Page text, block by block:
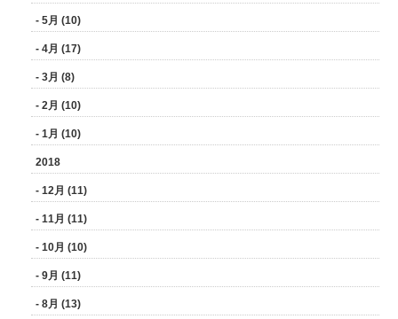
- 5月 (10)
- 4月 (17)
- 3月 (8)
- 2月 (10)
- 1月 (10)
2018
- 12月 (11)
- 11月 (11)
- 10月 (10)
- 9月 (11)
- 8月 (13)